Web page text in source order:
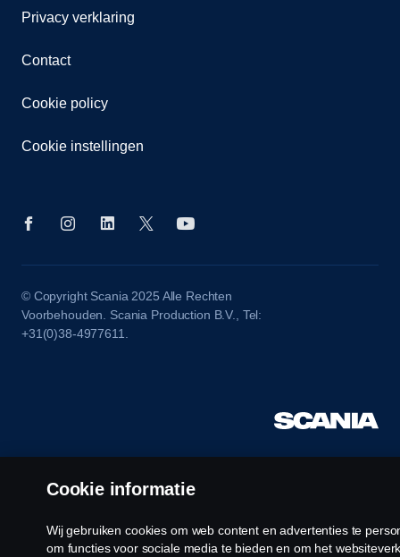
Privacy verklaring
Contact
Cookie policy
Cookie instellingen
© Copyright Scania 2025 Alle Rechten
Voorbehouden. Scania Production B.V., Tel:
+31(0)38-4977611.
Cookie informatie
Wij gebruiken cookies om web content en advertenties te
om functies voor sociale media te bieden en om het